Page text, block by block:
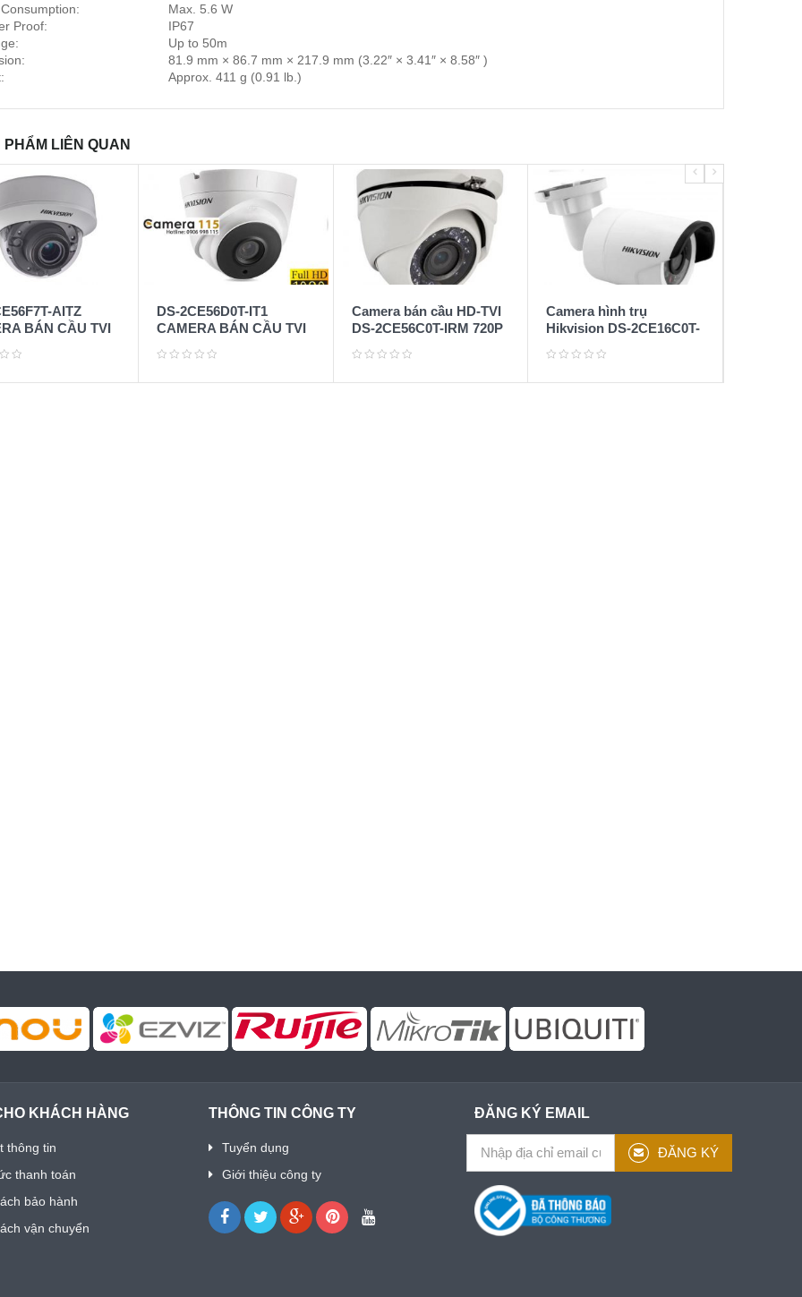
Max. 5.6 W
Proof:
IP67
Up to 50m
81.9 mm × 86.7 mm × 217.9 mm (3.22″ × 3.41″ × 8.58″ )
Approx. 411 g (0.91 lb.)
PHẨM LIÊN QUAN
AITZ
BÁN CẦU TVI
DS-2CE56D0T-IT1
CAMERA BÁN CẦU TVI
Camera bán cầu HD-TVI
DS-2CE56C0T-IRM 720P
Camera hình trụ
Hikvision DS-2CE16C0T-
KHÁCH HÀNG
thông tin
thanh toán
bảo hành
vận chuyển
THÔNG TIN CÔNG TY
Tuyển dụng
Giới thiệu công ty
ĐĂNG KÝ EMAIL
ĐĂNG KÝ